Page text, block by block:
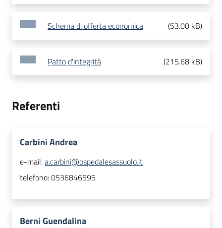
Schema di offerta economica (53.00 kB)
Patto d'integrità (215.68 kB)
Referenti
Carbini Andrea
e-mail:a.carbini@ospedalesassuolo.it
telefono:0536846595
Berni Guendalina